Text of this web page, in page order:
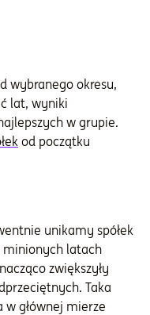
wybranego okresu,
lat, wyniki
w grupie.
od początku
unikamy spółek
minionych latach
zwiększyły
Taka
głównej mierze